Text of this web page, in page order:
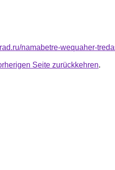
namabetre-wequaher-
Seite zurückkehren.